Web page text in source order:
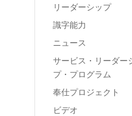
リーダーシップ
識字能力
ニュース
サービス・リーダー
プ・プログラム
奉仕プロジェクト
ビデオ